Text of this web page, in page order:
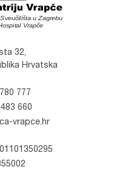
32,
Hrvatska
777
660
vrapce.hr